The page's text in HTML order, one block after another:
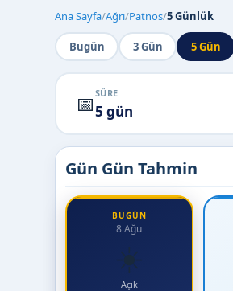
Ana Sayfa/Ağrı/Patnos/5 Günlük
Bugün 3 Gün 5 Gün
📅 SÜRE
5 gün
Gün Gün Tahmin
BUGÜN
8 Ağu
☀️
Açık